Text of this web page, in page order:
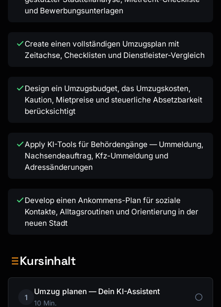
und Bewerbungsunterlagen
Create einen vollständigen Umzugsplan mit
Zeitachse, Checklisten und Dienstleister-Vergleich
Design ein Umzugsbudget, das Umzugskosten,
Kaution, Mietpreise und steuerliche Absetzbarkeit
berücksichtigt
Apply KI-Tools für Behördengänge — Ummeldung,
Nachsendeauftrag, Kfz-Ummeldung und
Adressänderungen
Develop einen Ankommens-Plan für soziale
Kontakte, Alltagsroutinen und Orientierung in der
neuen Stadt
Kursinhalt
1
Umzug planen — Dein KI-Assistent
10 Min.